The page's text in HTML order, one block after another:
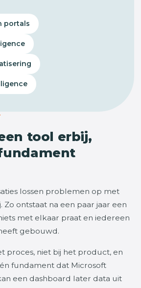
portals
tool erbij,
lossen problemen op met
ontstaat na een paar jaar een
met elkaar praat en iedereen
gebouwd.
proces, niet bij het product, en
fundament dat Microsoft
een dashboard later data uit